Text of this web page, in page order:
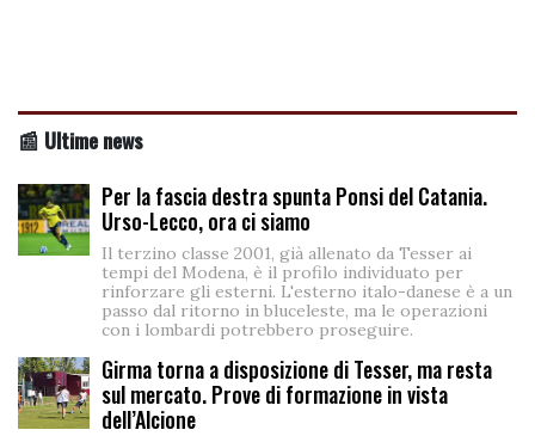
📰 Ultime news
Per la fascia destra spunta Ponsi del Catania.
Urso-Lecco, ora ci siamo
Il terzino classe 2001, già allenato da Tesser ai
tempi del Modena, è il profilo individuato per
rinforzare gli esterni. L'esterno italo-danese è a un
passo dal ritorno in bluceleste, ma le operazioni
con i lombardi potrebbero proseguire.
Girma torna a disposizione di Tesser, ma resta
sul mercato. Prove di formazione in vista
dell’Alcione